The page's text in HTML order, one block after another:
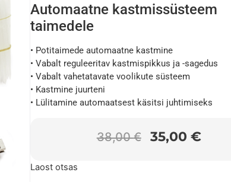
Automaatne kastmissüsteem
taimedele
• Potitaimede automaatne kastmine
• Vabalt reguleeritav kastmispikkus ja -sagedus
• Vabalt vahetatavate voolikute süsteem
• Kastmine juurteni
• Lülitamine automaatsest käsitsi juhtimiseks
38,00€ 35,00 €
Laost otsas